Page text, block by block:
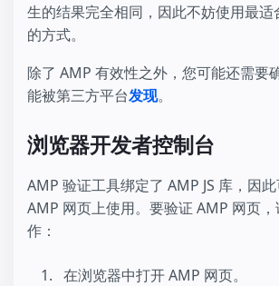
生的结果完全相同，因此不妨使用最适
的方式。
除了 AMP 有效性之外，您可能还需要
能被第三方平台发现。
浏览器开发者控制台
AMP 验证工具绑定了 AMP JS 库，因
AMP 网页上使用。要验证 AMP 网页
作：
在浏览器中打开 AMP 网页。